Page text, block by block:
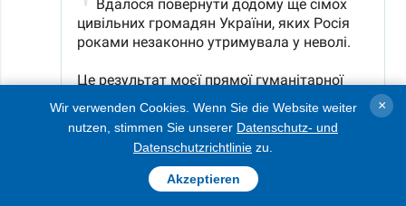
Wir verwenden Cookies. Wenn Sie die Website weiter
nutzen, stimmen Sie unserer Datenschutz- und
Datenschutzrichtlinie zu.
Akzeptieren
×